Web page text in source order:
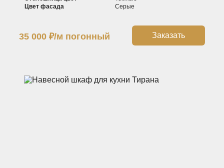
Цвет фасада
Серые
35 000₽/м погонный Заказать